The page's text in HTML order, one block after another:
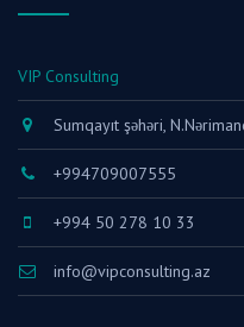
VIP Consulting
Sumqayıt şəhəri,
+994709007555
+994 50 278 10 33
info@vipconsulting.az